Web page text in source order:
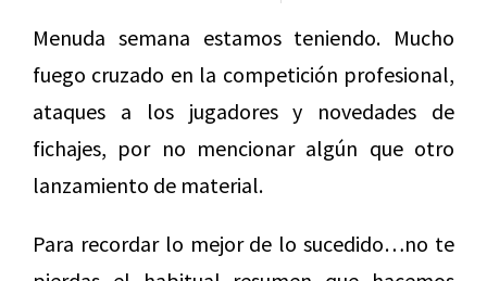
Menuda semana estamos teniendo. Mucho
fuego cruzado en la competición profesional,
ataques a los jugadores y novedades de
fichajes, por no mencionar algún que otro
lanzamiento de material.
Para recordar lo mejor de lo sucedido…no te